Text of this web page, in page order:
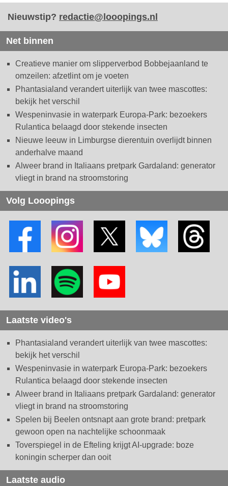
Nieuwstip? redactie@looopings.nl
Net binnen
Creatieve manier om slipperverbod Bobbejaanland te
omzeilen: afzetlint om je voeten
Phantasialand verandert uiterlijk van twee mascottes:
bekijk het verschil
Wespeninvasie in waterpark Europa-Park: bezoekers
Rulantica belaagd door stekende insecten
Nieuwe leeuw in Limburgse dierentuin overlijdt binnen
anderhalve maand
Alweer brand in Italiaans pretpark Gardaland: generator
vliegt in brand na stroomstoring
Volg Looopings
Laatste video's
Phantasialand verandert uiterlijk van twee mascottes:
bekijk het verschil
Wespeninvasie in waterpark Europa-Park: bezoekers
Rulantica belaagd door stekende insecten
Alweer brand in Italiaans pretpark Gardaland: generator
vliegt in brand na stroomstoring
Spelen bij Beelen ontsnapt aan grote brand: pretpark
gewoon open na nachtelijke schoonmaak
Toverspiegel in de Efteling krijgt AI-upgrade: boze
koningin scherper dan ooit
Laatste audio